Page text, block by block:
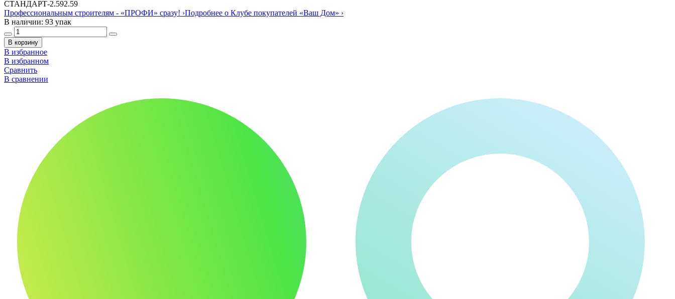
СТАНДАРТ-2.592.59
Профессиональным строителям - «ПРОФИ» сразу! ›Подробнее о Клубе покупателей «Ваш Дом» ›
В наличии: 93 упак
В корзину
В избранное
В избранном
Сравнить
В сравнении